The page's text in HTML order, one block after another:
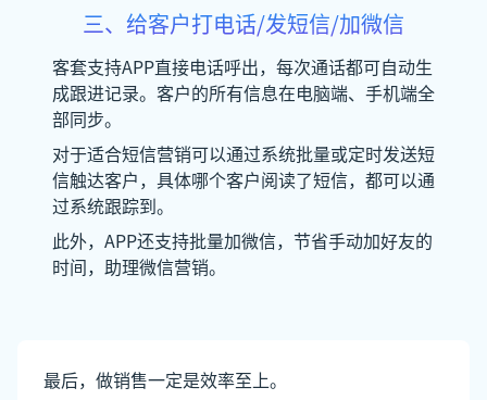
三、给客户打电话/发短信/加微信
客套支持APP直接电话呼出，每次通话都可自动生
成跟进记录。客户的所有信息在电脑端、手机端全
部同步。
对于适合短信营销可以通过系统批量或定时发送短
信触达客户，具体哪个客户阅读了短信，都可以通
过系统跟踪到。
此外，APP还支持批量加微信，节省手动加好友的
时间，助理微信营销。
最后，做销售一定是效率至上。